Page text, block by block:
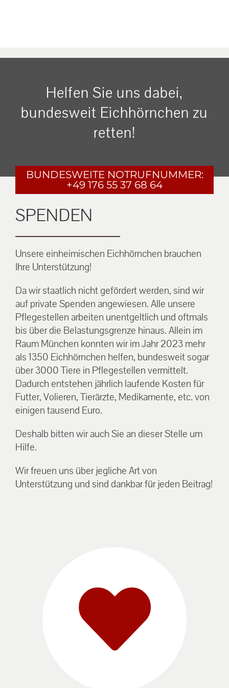
Helfen Sie uns dabei,
bundesweit Eichhörnchen zu
retten!
BUNDESWEITE NOTRUFNUMMER:
+49 176 55 37 68 64
SPENDEN
Unsere einheimischen Eichhörnchen brauchen
Ihre Unterstützung!
Da wir staatlich nicht gefördert werden, sind wir
auf private Spenden angewiesen. Alle unsere
Pflegestellen arbeiten unentgeltlich und oftmals
bis über die Belastungsgrenze hinaus. Allein im
Raum München konnten wir im Jahr 2023 mehr
als 1350 Eichhörnchen helfen, bundesweit sogar
über 3000 Tiere in Pflegestellen vermittelt.
Dadurch entstehen jährlich laufende Kosten für
Futter, Volieren, Tierärzte, Medikamente, etc. von
einigen tausend Euro.
Deshalb bitten wir auch Sie an dieser Stelle um
Hilfe.
Wir freuen uns über jegliche Art von
Unterstützung und sind dankbar für jeden Beitrag!